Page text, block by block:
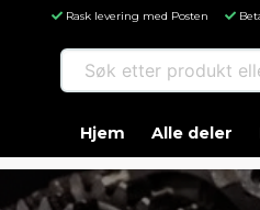
Rask levering med Posten
Søk etter produkt eller
Hjem Alle deler